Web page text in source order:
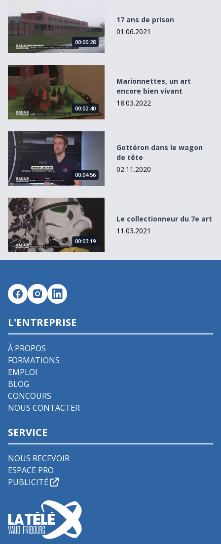
00:00:28
17 ans de prison
01.06.2021
Marionnettes, un art encore bien vivant
00:02:40
Marionnettes, un art
encore bien vivant
18.03.2022
Gottéron dans le wagon de tête
00:04:56
Gottéron dans le wagon
de tête
02.11.2020
Le collectionneur du 7e art
00:03:19
Le collectionneur du 7e art
11.03.2021
L'ENTREPRISE
À PROPOS
FORMATIONS
EMPLOI
BLOG
CONCOURS
NOUS CONTACTER
SERVICE
NOUS RECEVOIR
ESPACE PRO
PUBLICITÉ